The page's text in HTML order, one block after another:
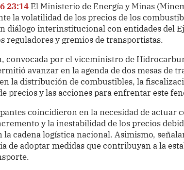
23:14 El Ministerio de Energía y Minas
la volatilidad de los precios de los
diálogo interinstitucional con entidades del
reguladores y gremios de transportistas.
convocada por el viceministro de
avanzar en la agenda de dos mesas de
la distribución de combustibles, la
precios y las acciones para enfrentar este
coincidieron en la necesidad de actuar
y la inestabilidad de los precios
la cadena logística nacional. Asimismo,
de adoptar medidas que contribuyan a la